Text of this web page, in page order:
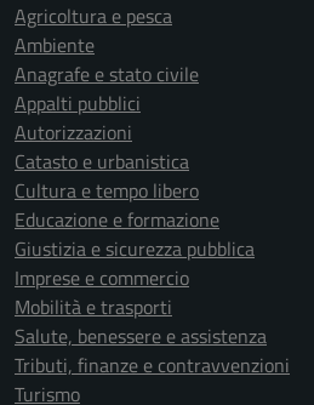
Agricoltura e pesca
Ambiente
Anagrafe e stato civile
Appalti pubblici
Autorizzazioni
Catasto e urbanistica
Cultura e tempo libero
Educazione e formazione
Giustizia e sicurezza pubblica
Imprese e commercio
Mobilità e trasporti
Salute, benessere e assistenza
Tributi, finanze e contravvenzioni
Turismo